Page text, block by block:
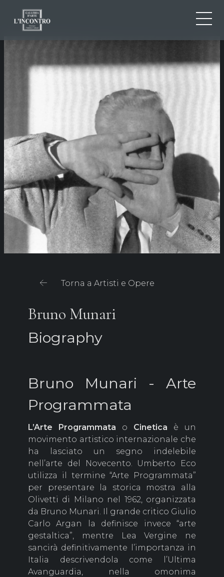
EN
NEWS ED EVENTI
Torna a Artisti e Opere
Bruno Munari
Biography
Bruno Munari - Arte
Programmata
L’Arte Programmata o Cinetica è un
movimento artistico internazionale che
ha lasciato un segno indelebile
nell’arte del Novecento. Umberto Eco
utilizza il termine “Arte Programmata”
per presentare la storica mostra alla
Olivetti di Milano nel 1962, organizzata
da Bruno Munari. Il grande critico Giulio
Carlo Argan la definisce invece “arte
gestaltica”, mentre Lea Vergine ne
sancirà definitivamente l’importanza in
Italia descrivendola come l’Ultima
Avanguardia, nella omonima